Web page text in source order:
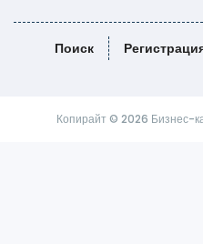
Поиск
Копирайт © 2026 Бизнес-